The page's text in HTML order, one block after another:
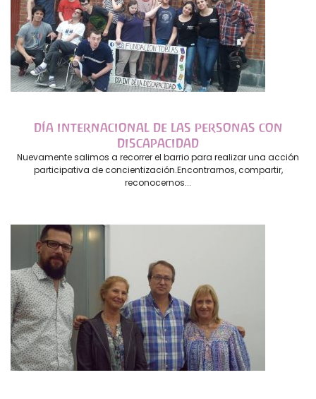
DÍA INTERNACIONAL DE LAS PERSONAS CON
DISCAPACIDAD
Nuevamente salimos a recorrer el barrio para realizar una acción
participativa de concientización.Encontrarnos, compartir,
reconocernos...